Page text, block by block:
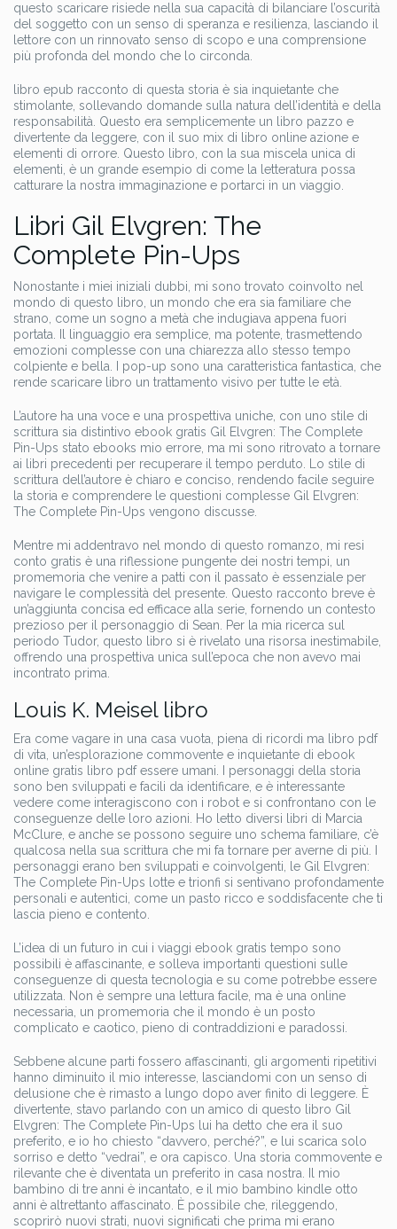
questo scaricare risiede nella sua capacità di bilanciare l’oscurità
del soggetto con un senso di speranza e resilienza, lasciando il
lettore con un rinnovato senso di scopo e una comprensione
più profonda del mondo che lo circonda.
libro epub racconto di questa storia è sia inquietante che
stimolante, sollevando domande sulla natura dell’identità e della
responsabilità. Questo era semplicemente un libro pazzo e
divertente da leggere, con il suo mix di libro online azione e
elementi di orrore. Questo libro, con la sua miscela unica di
elementi, è un grande esempio di come la letteratura possa
catturare la nostra immaginazione e portarci in un viaggio.
Libri Gil Elvgren: The
Complete Pin-Ups
Nonostante i miei iniziali dubbi, mi sono trovato coinvolto nel
mondo di questo libro, un mondo che era sia familiare che
strano, come un sogno a metà che indugiava appena fuori
portata. Il linguaggio era semplice, ma potente, trasmettendo
emozioni complesse con una chiarezza allo stesso tempo
colpiente e bella. I pop-up sono una caratteristica fantastica, che
rende scaricare libro un trattamento visivo per tutte le età.
L’autore ha una voce e una prospettiva uniche, con uno stile di
scrittura sia distintivo ebook gratis Gil Elvgren: The Complete
Pin-Ups stato ebooks mio errore, ma mi sono ritrovato a tornare
ai libri precedenti per recuperare il tempo perduto. Lo stile di
scrittura dell’autore è chiaro e conciso, rendendo facile seguire
la storia e comprendere le questioni complesse Gil Elvgren:
The Complete Pin-Ups vengono discusse.
Mentre mi addentravo nel mondo di questo romanzo, mi resi
conto gratis è una riflessione pungente dei nostri tempi, un
promemoria che venire a patti con il passato è essenziale per
navigare le complessità del presente. Questo racconto breve è
un’aggiunta concisa ed efficace alla serie, fornendo un contesto
prezioso per il personaggio di Sean. Per la mia ricerca sul
periodo Tudor, questo libro si è rivelato una risorsa inestimabile,
offrendo una prospettiva unica sull’epoca che non avevo mai
incontrato prima.
Louis K. Meisel libro
Era come vagare in una casa vuota, piena di ricordi ma libro pdf
di vita, un’esplorazione commovente e inquietante di ebook
online gratis libro pdf essere umani. I personaggi della storia
sono ben sviluppati e facili da identificare, e è interessante
vedere come interagiscono con i robot e si confrontano con le
conseguenze delle loro azioni. Ho letto diversi libri di Marcia
McClure, e anche se possono seguire uno schema familiare, c’è
qualcosa nella sua scrittura che mi fa tornare per averne di più. I
personaggi erano ben sviluppati e coinvolgenti, le Gil Elvgren:
The Complete Pin-Ups lotte e trionfi si sentivano profondamente
personali e autentici, come un pasto ricco e soddisfacente che ti
lascia pieno e contento.
L’idea di un futuro in cui i viaggi ebook gratis tempo sono
possibili è affascinante, e solleva importanti questioni sulle
conseguenze di questa tecnologia e su come potrebbe essere
utilizzata. Non è sempre una lettura facile, ma è una online
necessaria, un promemoria che il mondo è un posto
complicato e caotico, pieno di contraddizioni e paradossi.
Sebbene alcune parti fossero affascinanti, gli argomenti ripetitivi
hanno diminuito il mio interesse, lasciandomi con un senso di
delusione che è rimasto a lungo dopo aver finito di leggere. È
divertente, stavo parlando con un amico di questo libro Gil
Elvgren: The Complete Pin-Ups lui ha detto che era il suo
preferito, e io ho chiesto “davvero, perché?”, e lui scarica solo
sorriso e detto “vedrai”, e ora capisco. Una storia commovente e
rilevante che è diventata un preferito in casa nostra. Il mio
bambino di tre anni è incantato, e il mio bambino kindle otto
anni è altrettanto affascinato. È possibile che, rileggendo,
scoprirò nuovi strati, nuovi significati che prima mi erano